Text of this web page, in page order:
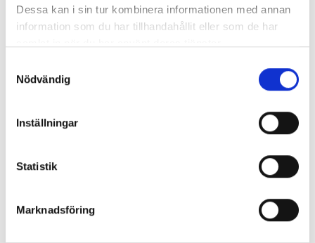
Dessa kan i sin tur kombinera informationen med annan
information som du har tillhandahållit eller som de har
Nödvändig
Inställningar
Statistik
Marknadsföring
Antal i lager: 29